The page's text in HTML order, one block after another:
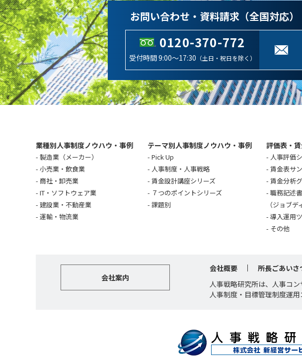
お問い合わせ・資料請求（全国対応）
0120-370-772
受付時間 9:00～17:30 （土日・祝日を除く）
業種別人事制度ノウハウ・事例
製造業（メーカー）
小売業・飲食業
商社・卸売業
IT・ソフトウェア業
建設業・不動産業
運輸・物流業
テーマ別人事制度ノウハウ・事例
Pick Up
人事制度・人事戦略
賃金設計講座シリーズ
７つのポイントシリーズ
課題別
評価表・
人事評価
賃金表サ
賃金分析
職務記述
（ジョブデ
導入運用
その他
会社案内
会社概要 所長ごあいさ
人事戦略研究所は、人事コ
人事制度・目標管理制度運用